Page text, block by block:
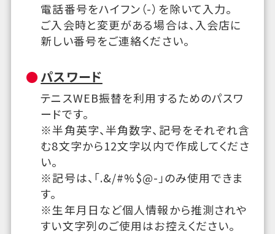
電話番号をハイフン（-）を除いて入力。
ご入会時と変更がある場合は、入会店に
新しい番号をご連絡ください。
パスワード
テニスWEB振替を利用するためのパスワ
ードです。
※半角英字、半角数字、記号をそれぞれ含
む8文字から12文字以内で作成してくださ
い。
※記号は、「.&/#%$@-」のみ使用できま
す。
※生年月日など個人情報から推測されや
すい文字列のご使用はお控えください。